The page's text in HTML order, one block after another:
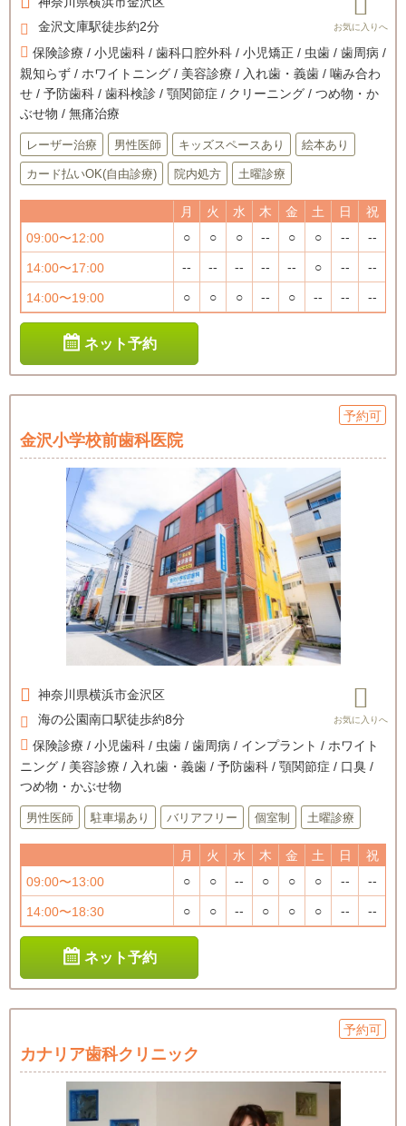
金沢文庫駅徒歩約2分
保険診療 / 小児歯科 / 歯科口腔外科 / 小児矯正 / 虫歯 / 歯周病 /
親知らず / ホワイトニング / 美容診療 / 入れ歯・義歯 / 噛み合わ
せ / 予防歯科 / 歯科検診 / 顎関節症 / クリーニング / つめ物・か
ぶせ物 / 無痛治療
レーザー治療 男性医師 キッズスペースあり 絵本あり
カード払いOK(自由診療) 院内処方 土曜診療
月 火 水 木 金 土 日
祝
09:00〜12:00
○ ○ ○ -- ○ ○ -- --
14:00〜17:00 -- -- -- -- -- ○ -- --
14:00〜19:00 ○ ○ ○ -- ○ -- -- --
ネット予約
予約可
金沢小学校前歯科医院
神奈川県横浜市金沢区
海の公園南口駅徒歩約8分
保険診療 / 小児歯科 / 虫歯 / 歯周病 / インプラント / ホワイト
ニング / 美容診療 / 入れ歯・義歯 / 予防歯科 / 顎関節症 / 口臭 /
つめ物・かぶせ物
男性医師 駐車場あり バリアフリー 個室制 土曜診療
月 火 水 木 金 土 日
祝
09:00〜13:00
○ ○ -- ○ ○ ○ -- --
14:00〜18:30 ○ ○ -- ○ ○ ○ -- --
ネット予約
予約可
カナリア歯科クリニック